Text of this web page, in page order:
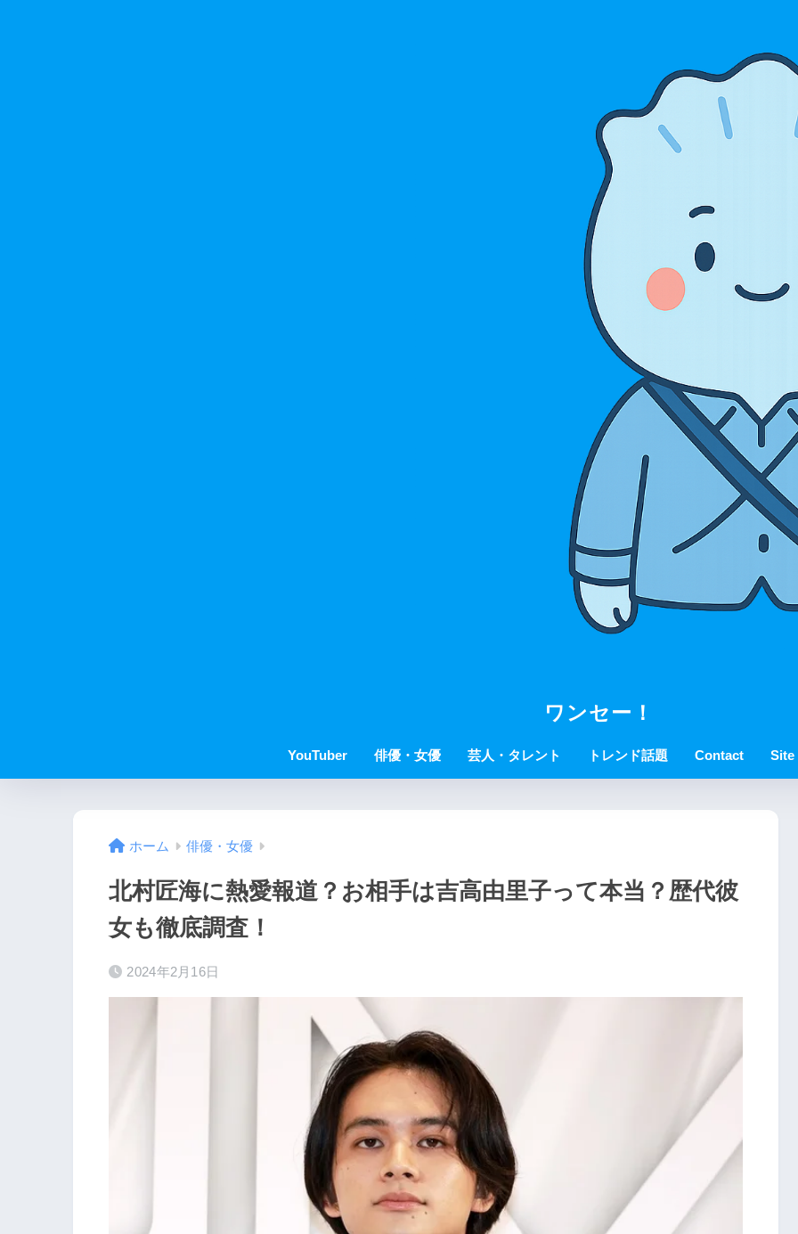
ワンセー！
YouTuber 俳優・女優 芸人・タレント トレンド話題 Contact Site
ホーム 俳優・女優
北村匠海に熱愛報道？お相手は吉高由里子って本当？歴代彼
女も徹底調査！
2024年2月16日